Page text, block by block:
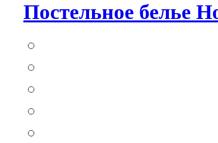
Постельное белье